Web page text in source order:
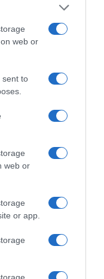
web or
sent to
web or
or app.